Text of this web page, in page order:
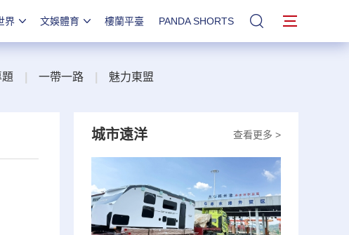
界 文娛體育 樓蘭平臺 PANDA SHORTS 站內搜索
一帶一路 魅力東盟
查看更多 >
城市遠洋